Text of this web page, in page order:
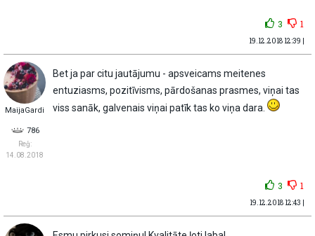
3 1
19.12.2018 12:39 |
MaijaGardi
786
Reģ:
14.08.2018
Bet ja par citu jautājumu - apsveicams meitenes
entuziasms, pozitīvisms, pārdošanas prasmes, viņai tas
viss sanāk, galvenais viņai patīk tas ko viņa dara.
3 1
19.12.2018 12:43 |